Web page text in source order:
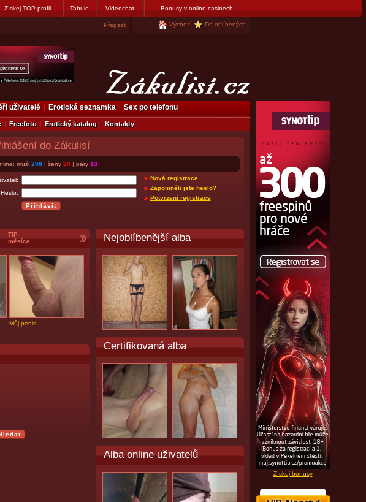
Získej TOP profil Tabule Videochat Bonusy v online casinech
Přepsat Výchozí Do oblíbených
Získej bonusy
uživatelé Erotická seznamka Sex po telefonu
Freefoto Erotický katalog Kontakty
do Zákulisí
muži 208| ženy 29| páry 13
Heslo:
Nová registrace
Zapomněli jste heslo?
Potvrzení registrace
TIP
měsíce
Můj penis
Nejoblíbenější alba
Certifikovaná alba
Alba online uživatelů